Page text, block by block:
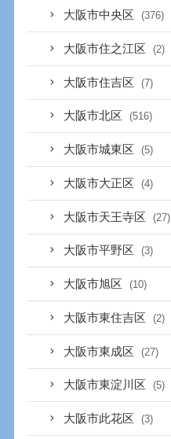
大阪市中央区 (376)
大阪市住之江区 (2)
大阪市住吉区 (7)
大阪市北区 (516)
大阪市城東区 (5)
大阪市大正区 (4)
大阪市天王寺区 (27)
大阪市平野区 (3)
大阪市旭区 (10)
大阪市東住吉区 (2)
大阪市東成区 (27)
大阪市東淀川区 (5)
大阪市此花区 (3)